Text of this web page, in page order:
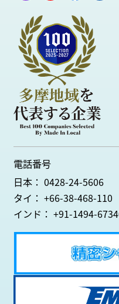
電話番号
日本： 0428-24-5606
タイ： +66-38-468-110
インド： +91-1494-